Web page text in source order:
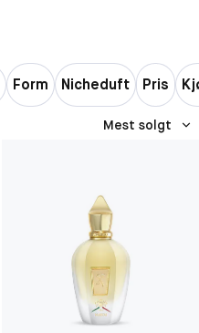
Form Nicheduft Pris
Mest solgt